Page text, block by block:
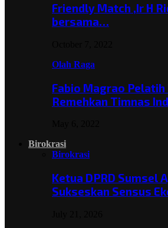
Friendly Match ,Ir H
bersama…
Olah Raga
Fabio Magrao
Remehkan Timnas
Birokrasi
Birokrasi
Ketua DPRD Sumsel
Sukseskan Sensus